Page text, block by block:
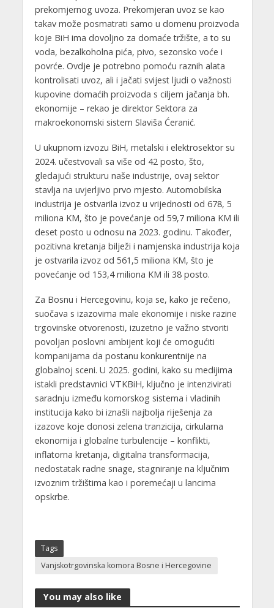
prekomjernog uvoza. Prekomjeran uvoz se kao
takav može posmatrati samo u domenu proizvoda
koje BiH ima dovoljno za domaće tržište, a to su
voda, bezalkoholna pića, pivo, sezonsko voće i
povrće. Ovdje je potrebno pomoću raznih alata
kontrolisati uvoz, ali i jačati svijest ljudi o važnosti
kupovine domaćih proizvoda s ciljem jačanja bh.
ekonomije – rekao je direktor Sektora za
makroekonomski sistem Slaviša Ćeranić.
U ukupnom izvozu BiH, metalski i elektrosektor su
2024. učestvovali sa više od 42 posto, što,
gledajući strukturu naše industrije, ovaj sektor
stavlja na uvjerljivo prvo mjesto. Automobilska
industrija je ostvarila izvoz u vrijednosti od 678, 5
miliona KM, što je povećanje od 59,7 miliona KM ili
deset posto u odnosu na 2023. godinu. Također,
pozitivna kretanja bilježi i namjenska industrija koja
je ostvarila izvoz od 561,5 miliona KM, što je
povećanje od 153,4 miliona KM ili 38 posto.
Za Bosnu i Hercegovinu, koja se, kako je rečeno,
suočava s izazovima male ekonomije i niske razine
trgovinske otvorenosti, izuzetno je važno stvoriti
povoljan poslovni ambijent koji će omogućiti
kompanijama da postanu konkurentnije na
globalnoj sceni. U 2025. godini, kako su medijima
istakli predstavnici VTKBiH, ključno je intenzivirati
saradnju između komorskog sistema i vladinih
institucija kako bi iznašli najbolja riješenja za
izazove koje donosi zelena tranzicija, cirkularna
ekonomija i globalne turbulencije – konflikti,
inflatorna kretanja, digitalna transformacija,
nedostatak radne snage, stagniranje na ključnim
izvoznim tržištima kao i poremećaji u lancima
opskrbe.
Tags
Vanjskotrgovinska komora Bosne i Hercegovine
You may also like